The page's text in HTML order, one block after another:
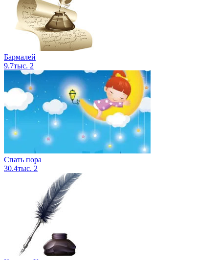
Бармалей
9.7тыс. 2
Спать пора
30.4тыс. 2